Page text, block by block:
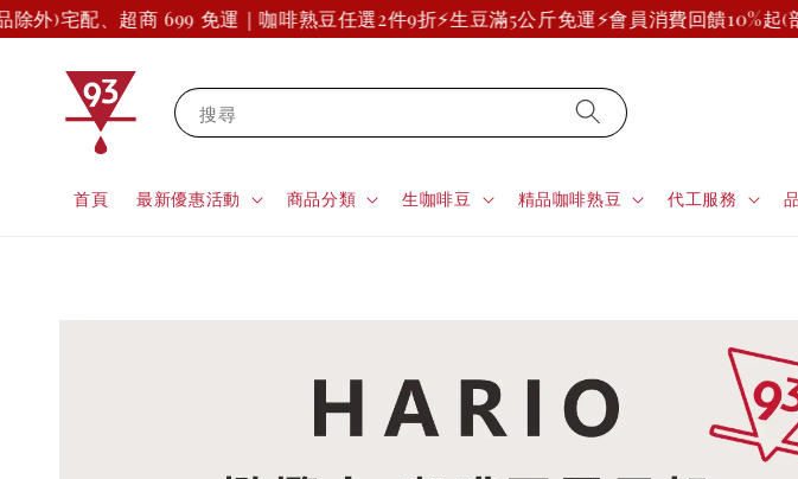
外)宅配、超商 699 免運｜咖啡熟豆任選2件9折⚡生豆滿5公斤免運⚡會員消費回饋10%起(部
搜尋
首頁 最新優惠活動 商品分類 生咖啡豆 精品咖啡熟豆 代工服務